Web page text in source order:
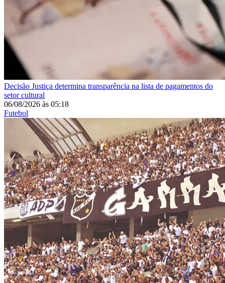
Decisão Justiça determina transparência na lista de pagamentos do
setor cultural
06/08/2026 às 05:18
Futebol